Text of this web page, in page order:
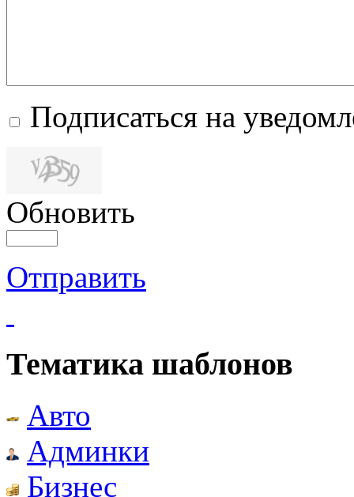
Подписаться на
Обновить
Отправить
Тематика шаблонов
Авто
Админки
Бизнес